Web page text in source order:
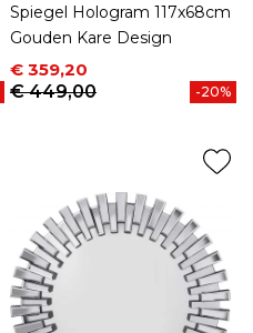
Spiegel Hologram 117x68cm
Gouden Kare Design
Prijs
€ 359,20
Normale prijs
€ 449,00
-20%